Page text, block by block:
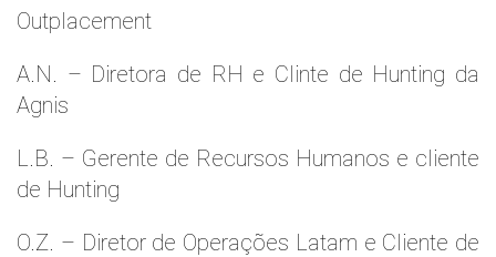
Outplacement
A.N. – Diretora de RH e Clinte de Hunting da
Agnis
L.B. – Gerente de Recursos Humanos e cliente
de Hunting
O.Z. – Diretor de Operações Latam e Cliente de